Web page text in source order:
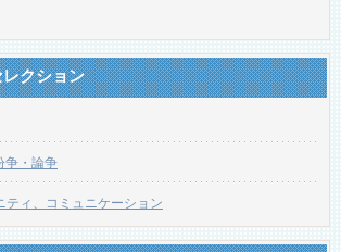
クション
争・論争
ティ、コミュニケーション